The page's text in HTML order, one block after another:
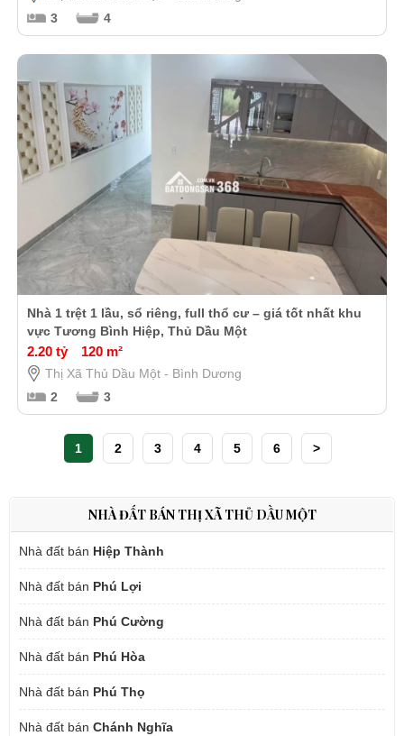
3
4
Nhà 1 trệt 1 lầu, sổ riêng, full thổ cư – giá tốt nhất khu
vực Tương Bình Hiệp, Thủ Dầu Một
2.20 tỷ 120 m²
Thị Xã Thủ Dầu Một - Bình Dương
2
3
1 2 3 4 5 6 >
NHÀ ĐẤT BÁN THỊ XÃ THỦ DẦU MỘT
Nhà đất bán Hiệp Thành
Nhà đất bán Phú Lợi
Nhà đất bán Phú Cường
Nhà đất bán Phú Hòa
Nhà đất bán Phú Thọ
Nhà đất bán Chánh Nghĩa